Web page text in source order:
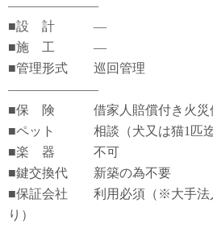
―――――――
■設 計 ―
■施 工 ―
■管理形式 巡回管理
―――――――
■保 険 借家人賠償付き火災
■ペット 相談（犬又は猫1匹迄
■楽 器 不可
■鍵交換代 新築の為不要
■保証会社 利用必須（※大手法
り）